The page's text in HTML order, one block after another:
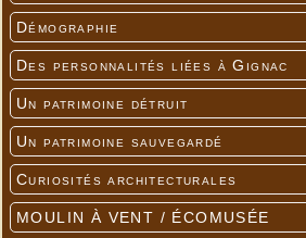
Démographie
Des personnalités liées à Gignac
Un patrimoine détruit
Un patrimoine sauvegardé
Curiosités architecturales
MOULIN À VENT / ÉCOMUSÉE